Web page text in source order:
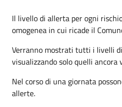
Il livello di allerta per ogni
omogenea in cui ricade il
Verranno mostrati tutti i livelli
visualizzando solo quelli ancora
Nel corso di una giornata
allerte.